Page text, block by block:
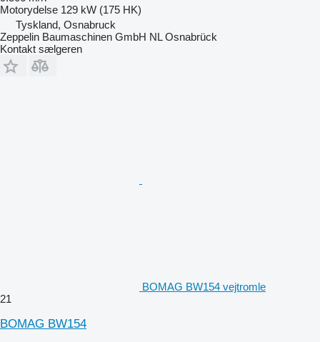
Motorydelse 129 kW (175 HK)
Tyskland, Osnabruck
Zeppelin Baumaschinen GmbH NL Osnabrück
Kontakt sælgeren
BOMAG BW154 vejtromle
21
BOMAG BW154